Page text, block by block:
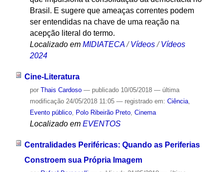
Brasil. E sugere que ameaças correntes podem
ser entendidas na chave de uma reação na
acepção literal do termo.
Localizado em MIDIATECA /Vídeos /Vídeos
2024
Cine-Literatura
por Thais Cardoso — publicado10/05/2018 — última
modificação24/05/2018 11:05 — registrado em: Ciência,
Evento público, Polo Ribeirão Preto, Cinema
Localizado em EVENTOS
Centralidades Periféricas: Quando as Periferias
Constroem sua Própria Imagem